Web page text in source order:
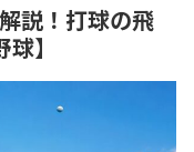
説！打球の飛
】